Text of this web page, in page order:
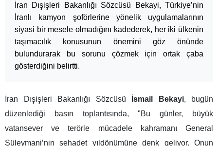
İran Dışişleri Bakanlığı Sözcüsü Bekayi, Türkiye’nin
İranlı kamyon şoförlerine yönelik uygulamalarının
siyasi bir mesele olmadığını kadederek, her iki ülkenin
taşımacılık konusunun önemini göz önünde
bulundurarak bu sorunu çözmek için ortak çaba
gösterdiğini belirtti.
İran Dışişleri Bakanlığı Sözcüsü İsmail Bekayi, bugün
düzenlediği basın toplantısında, "Bu günler, büyük
vatansever ve terörle mücadele kahramanı General
Süleymani’nin şehadet yıldönümüne denk geliyor. Onun